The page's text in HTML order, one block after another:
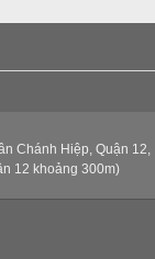
- 40C
Chánh Hiệp, Quận 12,
12 khoảng 300m)